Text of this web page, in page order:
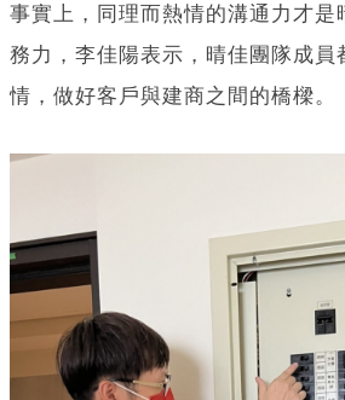
事實上，同理而熱情的溝通力才是
務力，李佳陽表示，晴佳團隊成員
情，做好客戶與建商之間的橋樑。